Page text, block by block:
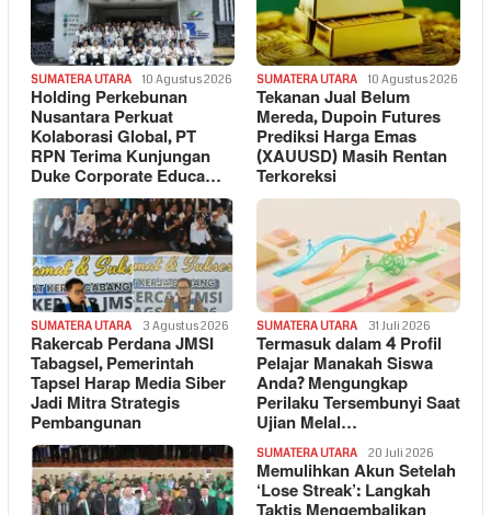
SUMATERA UTARA 10 Agustus 2026
Holding Perkebunan
Nusantara Perkuat
Kolaborasi Global, PT
RPN Terima Kunjungan
Duke Corporate Educa…
SUMATERA UTARA 10 Agustus 2026
Tekanan Jual Belum
Mereda, Dupoin Futures
Prediksi Harga Emas
(XAUUSD) Masih Rentan
Terkoreksi
SUMATERA UTARA 3 Agustus 2026
Rakercab Perdana JMSI
Tabagsel, Pemerintah
Tapsel Harap Media Siber
Jadi Mitra Strategis
Pembangunan
SUMATERA UTARA 31 Juli 2026
Termasuk dalam 4 Profil
Pelajar Manakah Siswa
Anda? Mengungkap
Perilaku Tersembunyi Saat
Ujian Melal…
SUMATERA UTARA 20 Juli 2026
Memulihkan Akun Setelah
‘Lose Streak’: Langkah